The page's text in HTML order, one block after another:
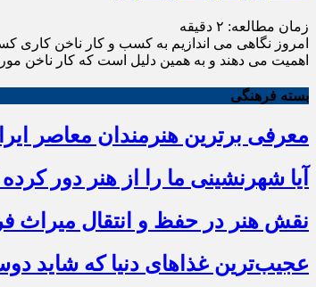
زمان مطالعه: ۲ دقیقه
امروز نگاهی می اندازیم به کسب و کار ناخن کاری
اهمیت می دهند و به همین دلیل است که کار ناخن
بسته فرهنگی
معرفی برترین هنرمندان معاصر
آیا شهرنشینی ما را از هنر دور
نقش هنر در حفظ و انتقال میراث
عجیب‌ترین غذاهای دنیا که شاید